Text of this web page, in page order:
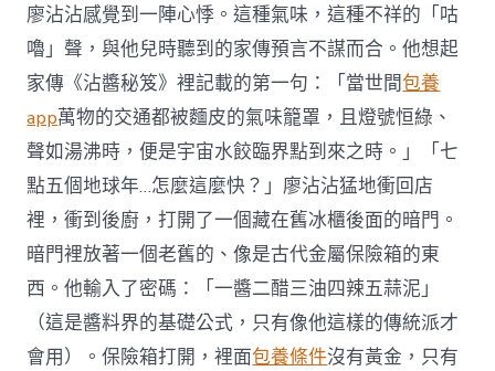
廖沾沾感覺到一陣心悸。這種氣味，這種不祥的「咕
嚕」聲，與他兒時聽到的家傳預言不謀而合。他想起
家傳《沾醬秘笈》裡記載的第一句：「當世間包養
app萬物的交通都被麵皮的氣味籠罩，且燈號恒綠、
聲如湯沸時，便是宇宙水餃臨界點到來之時。」「七
點五個地球年…怎麼這麼快？」廖沾沾猛地衝回店
裡，衝到後廚，打開了一個藏在舊冰櫃後面的暗門。
暗門裡放著一個老舊的、像是古代金屬保險箱的東
西。他輸入了密碼：「一醬二醋三油四辣五蒜泥」
（這是醬料界的基礎公式，只有像他這樣的傳統派才
會用）。保險箱打開，裡面包養條件沒有黃金，只有